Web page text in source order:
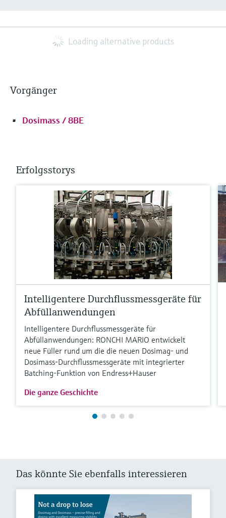
Loading alternative products
Vorgänger
Dosimass / 8BE
Erfolgsstorys
Intelligentere Durchflussmessgeräte für
Abfüllanwendungen
Intelligentere Durchflussmessgeräte für
Abfüllanwendungen: RONCHI MARIO entwickelt
neue Füller rund um die die neuen Dosimag- und
Dosimass-Durchflussmessgeräte mit integrierter
Batching-Funktion von Endress+Hauser
Die ganze Geschichte
Das könnte Sie ebenfalls interessieren